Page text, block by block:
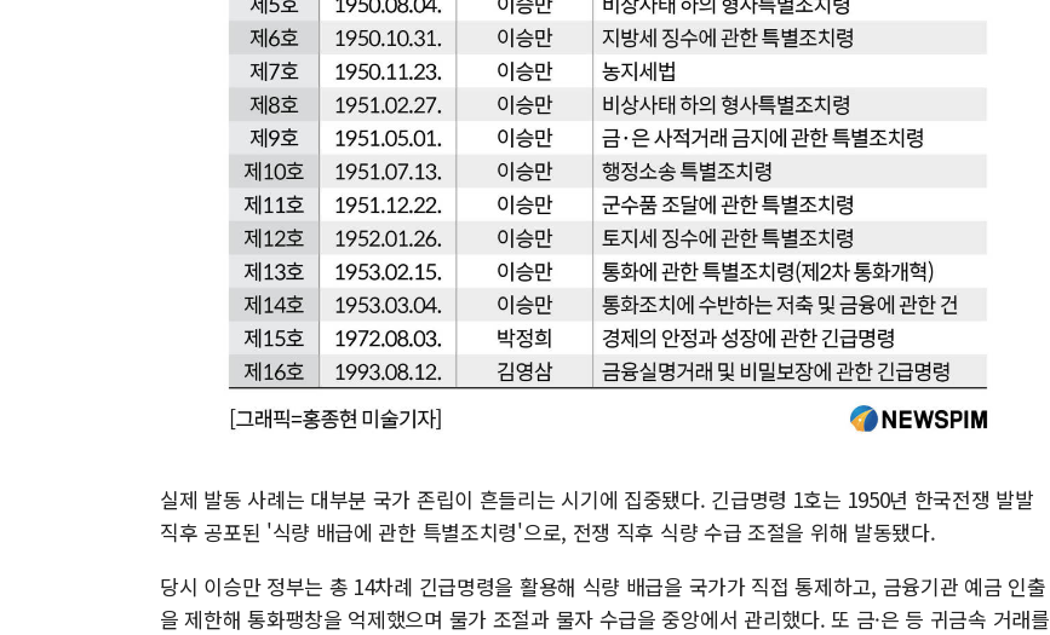
실제 발동 사례는 대부분 국가 존립이 흔들리는 시기에 집중됐다. 긴급명령 1호는 1950년 한국전쟁 발발
직후 공포된 '식량 배급에 관한 특별조치령'으로, 전쟁 직후 식량 수급 조절을 위해 발동됐다.
당시 이승만 정부는 총 14차례 긴급명령을 활용해 식량 배급을 국가가 직접 통제하고, 금융기관 예금 인출
을 제한해 통화팽창을 억제했으며 물가 조절과 물자 수급을 중앙에서 관리했다. 또 금·은 등 귀금속 거래를